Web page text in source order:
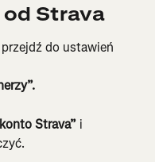
od Strava
do ustawień
Strava” i